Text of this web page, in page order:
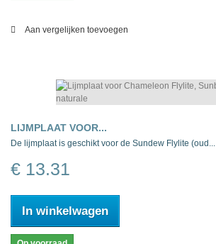
Aan vergelijken toevoegen
LIJMPLAAT VOOR...
De lijmplaat is geschikt voor de Sundew Flylite (oud...
€ 13.31
In winkelwagen